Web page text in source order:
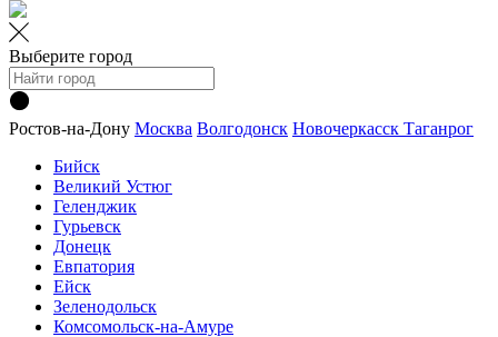
Выберите город
Ростов-на-Дону Москва Волгодонск Новочеркасск Таганрог
Бийск
Великий Устюг
Геленджик
Гурьевск
Донецк
Евпатория
Ейск
Зеленодольск
Комсомольск-на-Амуре